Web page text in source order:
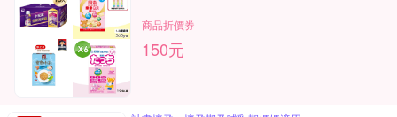
商品折價券
150元